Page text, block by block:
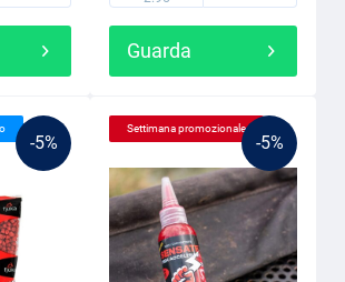
Guarda
-5% -5%
Settimana promozionale